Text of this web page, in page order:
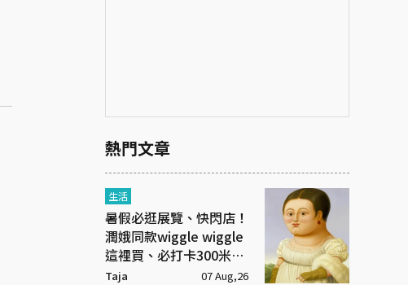
熱門文章
生活
暑假必逛展覽、快閃店！
潤娥同款wiggle wiggle
這裡買、必打卡300米漫
畫「名場景之路」
Taja 07 Aug,26